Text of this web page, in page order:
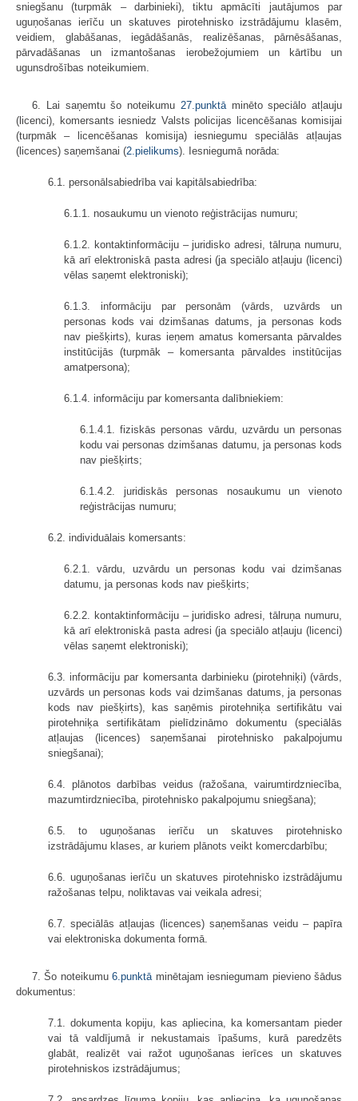
sniegšanu (turpmāk – darbinieki), tiktu apmācīti jautājumos par
uguņošanas ierīču un skatuves pirotehnisko izstrādājumu klasēm,
veidiem, glabāšanas, iegādāšanās, realizēšanas, pārnēsāšanas,
pārvadāšanas un izmantošanas ierobežojumiem un kārtību un
ugunsdrošības noteikumiem.
6. Lai saņemtu šo noteikumu 27.punktāminēto speciālo atļauju
(licenci), komersants iesniedz Valsts policijas licencēšanas komisijai
(turpmāk – licencēšanas komisija) iesniegumu speciālās atļaujas
(licences) saņemšanai (2.pielikums). Iesniegumā norāda:
6.1. personālsabiedrība vai kapitālsabiedrība:
6.1.1. nosaukumu un vienoto reģistrācijas numuru;
6.1.2. kontaktinformāciju – juridisko adresi, tālruņa numuru,
kā arī elektroniskā pasta adresi (ja speciālo atļauju (licenci)
vēlas saņemt elektroniski);
6.1.3. informāciju par personām (vārds, uzvārds un
personas kods vai dzimšanas datums, ja personas kods
nav piešķirts), kuras ieņem amatus komersanta pārvaldes
institūcijās (turpmāk – komersanta pārvaldes institūcijas
amatpersona);
6.1.4. informāciju par komersanta dalībniekiem:
6.1.4.1. fiziskās personas vārdu, uzvārdu un personas
kodu vai personas dzimšanas datumu, ja personas kods
nav piešķirts;
6.1.4.2. juridiskās personas nosaukumu un vienoto
reģistrācijas numuru;
6.2. individuālais komersants:
6.2.1. vārdu, uzvārdu un personas kodu vai dzimšanas
datumu, ja personas kods nav piešķirts;
6.2.2. kontaktinformāciju – juridisko adresi, tālruņa numuru,
kā arī elektroniskā pasta adresi (ja speciālo atļauju (licenci)
vēlas saņemt elektroniski);
6.3. informāciju par komersanta darbinieku (pirotehniķi) (vārds,
uzvārds un personas kods vai dzimšanas datums, ja personas
kods nav piešķirts), kas saņēmis pirotehniķa sertifikātu vai
pirotehniķa sertifikātam pielīdzināmo dokumentu (speciālās
atļaujas (licences) saņemšanai pirotehnisko pakalpojumu
sniegšanai);
6.4. plānotos darbības veidus (ražošana, vairumtirdzniecība,
mazumtirdzniecība, pirotehnisko pakalpojumu sniegšana);
6.5. to uguņošanas ierīču un skatuves pirotehnisko
izstrādājumu klases, ar kuriem plānots veikt komercdarbību;
6.6. uguņošanas ierīču un skatuves pirotehnisko izstrādājumu
ražošanas telpu, noliktavas vai veikala adresi;
6.7. speciālās atļaujas (licences) saņemšanas veidu – papīra
vai elektroniska dokumenta formā.
7. Šo noteikumu6.punktāminētajam iesniegumam pievieno šādus
dokumentus:
7.1. dokumenta kopiju, kas apliecina, ka komersantam pieder
vai tā valdījumā ir nekustamais īpašums, kurā paredzēts
glabāt, realizēt vai ražot uguņošanas ierīces un skatuves
pirotehniskos izstrādājumus;